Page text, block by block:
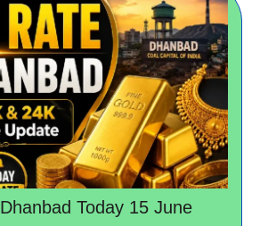
Today 15 June